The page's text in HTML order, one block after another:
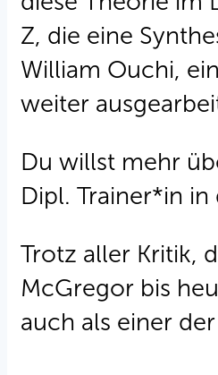
Z, die eine
William Ouchi,
weiter
Du willst mehr
Dipl. Trainer*in
Trotz aller Kritik,
McGregor bis
auch als einer